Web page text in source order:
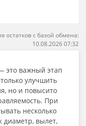
остатков с базой обмена:
10.08.2026 07:32
это важный этап
улучшить
но и повысито
При
несколько
диаметр, вылет,